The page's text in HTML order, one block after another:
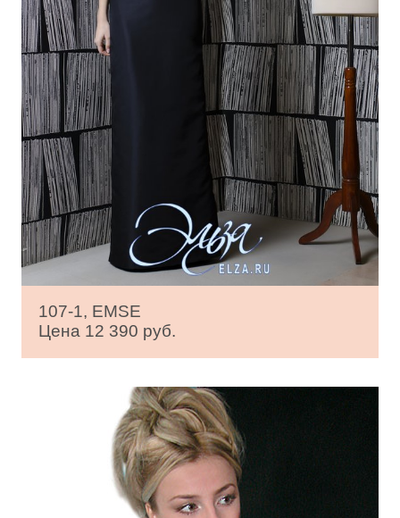
107-1, EMSE
Цена 12 390 руб.